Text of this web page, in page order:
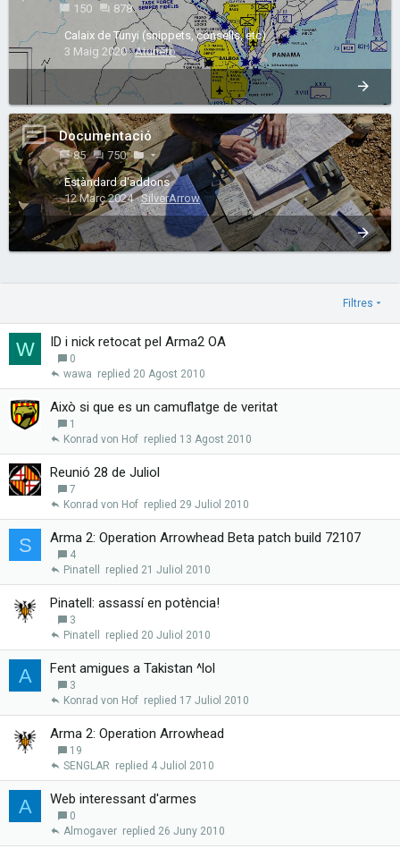
150
878
Calaix de Tunyi (snippets, consells, etc)
3 Maig 2020 Atunero
Documentació
85
750
Estàndard d'addons
12 Març 2024 SilverArrow
Filtres
W ID i nick retocat pel Arma2 OA
0
20 Agost 2010
wawa
Això si que es un camuflatge de veritat
1
13 Agost 2010
Konrad von Hof
Reunió 28 de Juliol
7
29 Juliol 2010
Konrad von Hof
S Arma 2: Operation Arrowhead Beta patch build 72107
4
21 Juliol 2010
Pinatell
Pinatell: assassí en potència!
3
20 Juliol 2010
Pinatell
A Fent amigues a Takistan ^lol
3
17 Juliol 2010
Konrad von Hof
Arma 2: Operation Arrowhead
19
4 Juliol 2010
SENGLAR
A Web interessant d'armes
0
26 Juny 2010
Almogaver